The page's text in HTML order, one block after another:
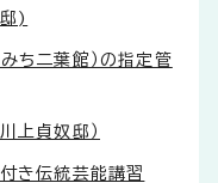
)
ち二葉館）の指定管
上貞奴邸）
き伝統芸能講習